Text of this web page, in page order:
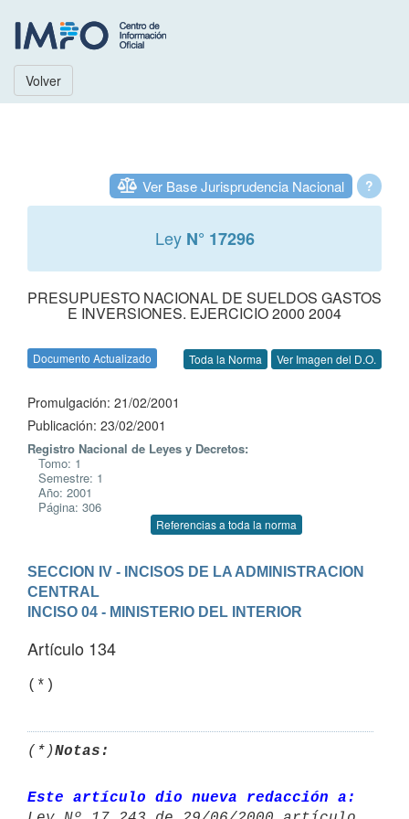
Volver
?
Ver Base Jurisprudencia Nacional
Ley N° 17296
PRESUPUESTO NACIONAL DE SUELDOS GASTOS
E INVERSIONES. EJERCICIO 2000 2004
Documento Actualizado Toda la Norma Ver Imagen del D.O.
Promulgación: 21/02/2001
Publicación: 23/02/2001
Registro Nacional de Leyes y Decretos:
Tomo: 1
Semestre: 1
Año: 2001
Página: 306
Referencias a toda la norma
SECCION IV - INCISOS DE LA ADMINISTRACION
CENTRAL
INCISO 04 - MINISTERIO DEL INTERIOR
Artículo 134
(*)Notas:
Este artículo dio nueva redacción a: